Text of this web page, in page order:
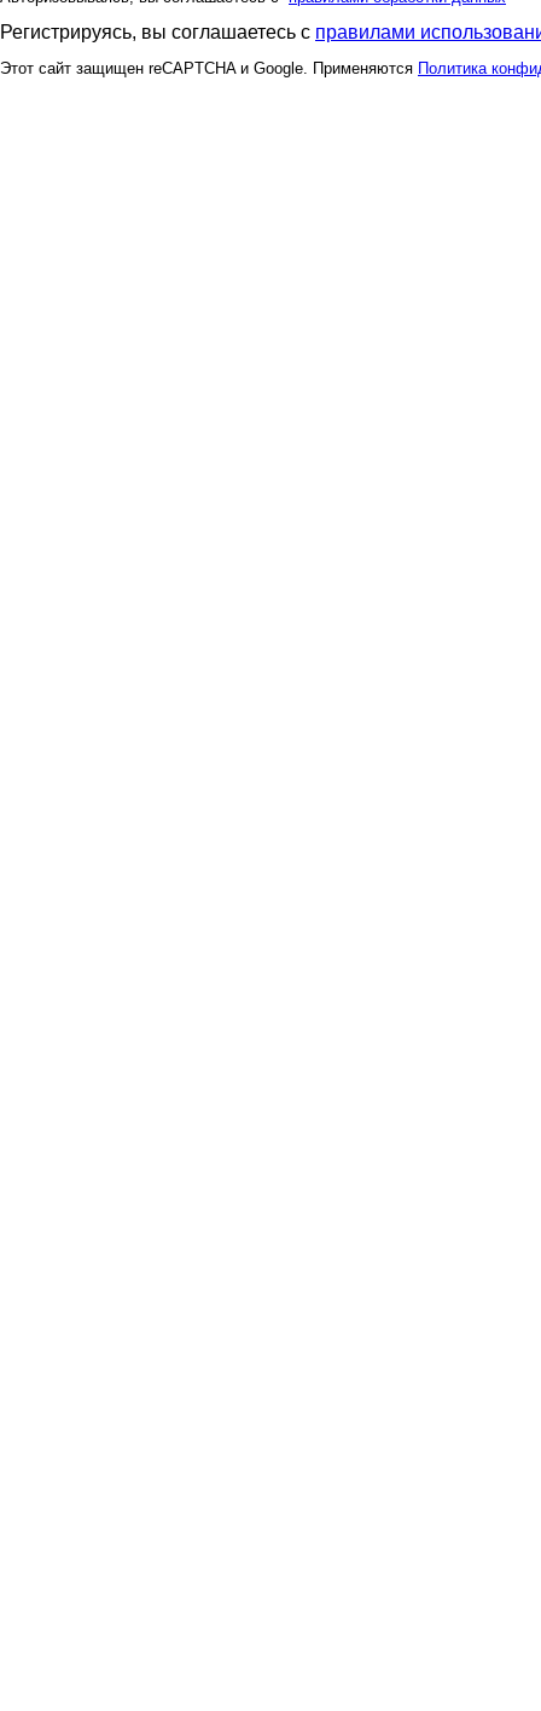
Регистрируясь, вы соглашаетесь с правилами
Этот сайт защищен reCAPTCHA и Google. Применяются Политика